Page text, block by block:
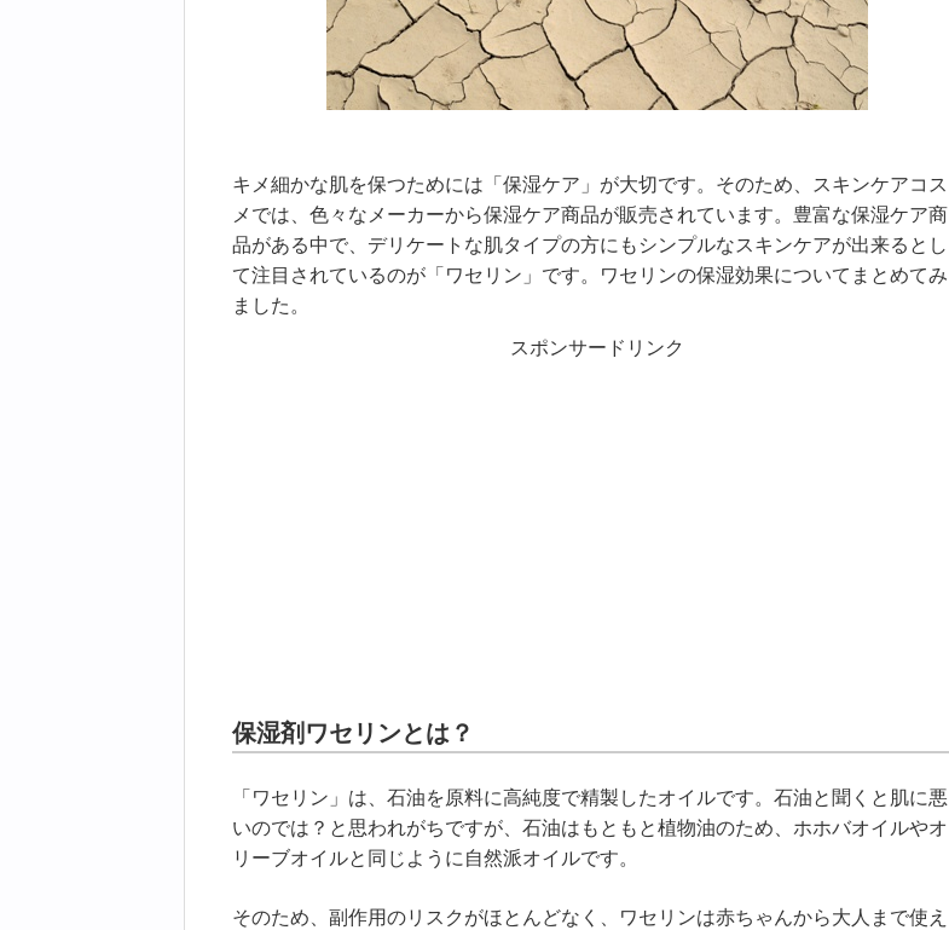
キメ細かな肌を保つためには「保湿ケア」が大切です。そのため、スキンケアコス
メでは、色々なメーカーから保湿ケア商品が販売されています。豊富な保湿ケア商
品がある中で、デリケートな肌タイプの方にもシンプルなスキンケアが出来るとし
て注目されているのが「ワセリン」です。ワセリンの保湿効果についてまとめてみ
ました。
スポンサードリンク
保湿剤ワセリンとは？
「ワセリン」は、石油を原料に高純度で精製したオイルです。石油と聞くと肌に悪
いのでは？と思われがちですが、石油はもともと植物油のため、ホホバオイルやオ
リーブオイルと同じように自然派オイルです。
そのため、副作用のリスクがほとんどなく、ワセリンは赤ちゃんから大人まで使え